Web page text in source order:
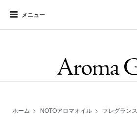
グランスを取り扱っています
メニュー
ホーム > NOTOアロマオイル > フレグランス